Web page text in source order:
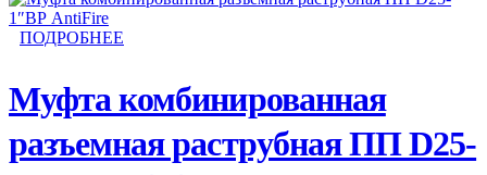
ПОДРОБНЕЕ
Муфта комбинированная
разъемная раструбная ПП D25-